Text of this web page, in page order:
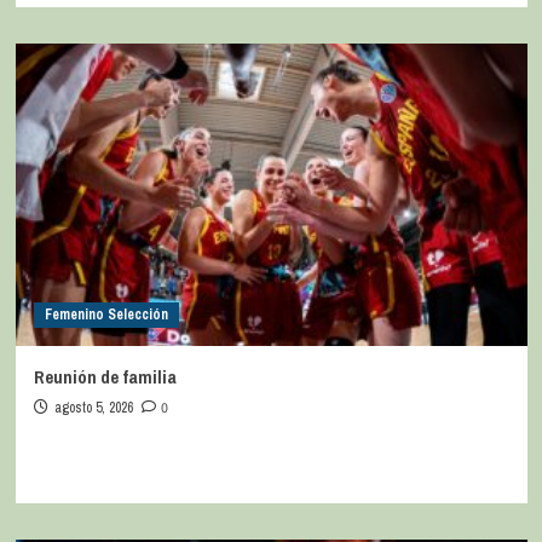
Femenino Selección
Reunión de familia
agosto 5, 2026 0